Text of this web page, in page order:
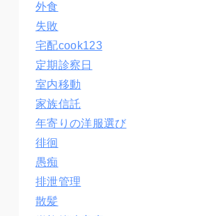
外食
失敗
宅配cook123
定期診察日
室内移動
家族信託
年寄りの洋服選び
徘徊
愚痴
排泄管理
散髪